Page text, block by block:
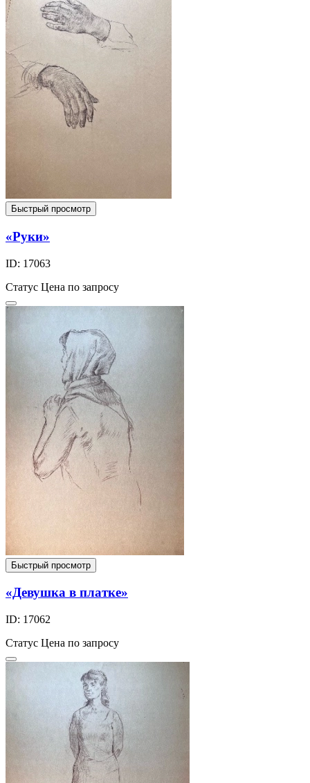
Быстрый просмотр
«Руки»
ID: 17063
Статус Цена по запросу
Быстрый просмотр
«Девушка в платке»
ID: 17062
Статус Цена по запросу